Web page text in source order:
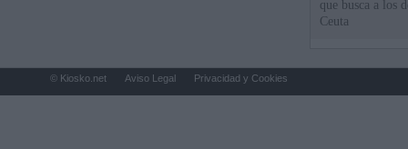
que busca a los
Ceuta
© Kiosko.net Aviso Legal Privacidad y Cookies